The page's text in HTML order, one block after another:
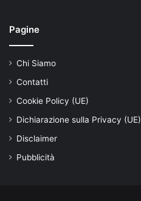
Pagine
Chi Siamo
Contatti
Cookie Policy (UE)
Dichiarazione sulla Privacy (UE)
Disclaimer
Pubblicità